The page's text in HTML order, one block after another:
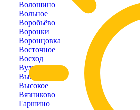
Волошино
Вольное
Воробьёво
Воронки
Воронцовка
Восточное
Восход
Вулкановка
Выпасное
Высокое
Вязниково
Гаршино